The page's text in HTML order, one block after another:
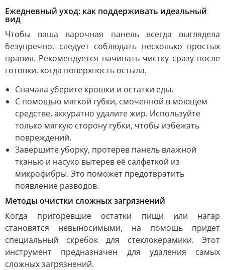
Ежедневный уход: как поддерживать идеальный
вид
Чтобы ваша варочная панель всегда выглядела
безупречно, следует соблюдать несколько простых
правил. Рекомендуется начинать чистку сразу после
готовки, когда поверхность остыла.
Сначала уберите крошки и остатки еды.
С помощью мягкой губки, смоченной в моющем
средстве, аккуратно удалите жир. Используйте
только мягкую сторону губки, чтобы избежать
повреждений.
Завершите уборку, протерев панель влажной
тканью и насухо вытерев её салфеткой из
микрофибры. Это поможет предотвратить
появление разводов.
Методы очистки сложных загрязнений
Когда пригоревшие остатки пищи или нагар
становятся невыносимыми, на помощь придет
специальный скребок для стеклокерамики. Этот
инструмент предназначен для удаления самых
сложных загрязнений.